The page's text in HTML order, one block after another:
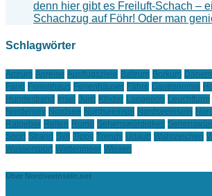
denn hier gibt es Freiluft-Schach –
Schachzug auf Föhr! Oder man
Schlagwörter
Amrum Anreise Ausflugsziele Baltrum Borkum
Fanö Ferienhaus Ferienhäuser Fähre Gastronomie
Hundestrand Insel Juist KInder Langeoog Leuchtturm
Norderney Nordsee Nordseeinsel Nordseeinseln
Ratgeber Reiten Romö Sehenswürdigkeit
Sport Strand Sylt Tipps Trends Urlaub Wahrzeichen
Wassersport Wattenmeer Wissen
Über Nordseeinseln.net